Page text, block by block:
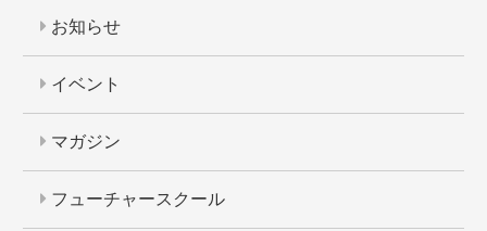
お知らせ
イベント
マガジン
フューチャースクール